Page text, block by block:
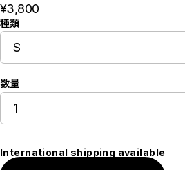
¥3,800
種類
数量
International shipping available